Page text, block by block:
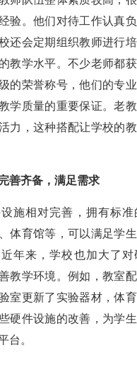
验。他们对待工作认真
还会定期组织教师进行
教学水平。不少老师都
的荣誉称号，他们的专
学质量的重要保证。老教
力，这种搭配让学校的
善齐备，满足需求
施相对完善，拥有标准
体育馆等，可以满足学
年来，学校也加大了对
教学环境。例如，教室
室更新了实验器材，体
硬件设施的改善，为学
台。